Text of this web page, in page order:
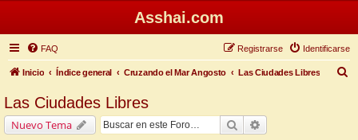
Asshai.com
FAQ Identificarse
Registrarse
Inicio Índice general Cruzando el Mar Angosto Las Ciudades Libres
Las Ciudades Libres
Nuevo Tema Buscar